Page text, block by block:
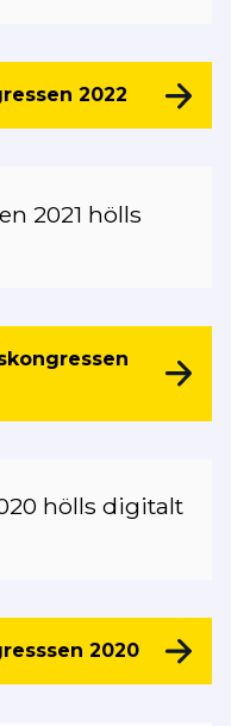
2022
2021 hölls
hölls digitalt
2020